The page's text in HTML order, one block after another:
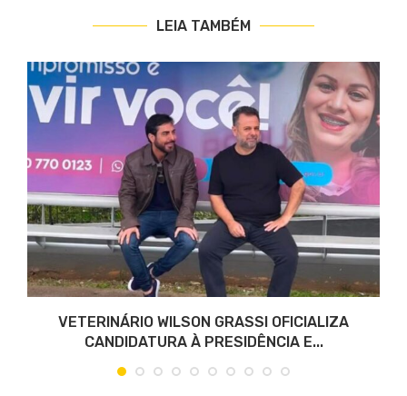
LEIA TAMBÉM
VETERINÁRIO WILSON GRASSI OFICIALIZA
CANDIDATURA À PRESIDÊNCIA E...